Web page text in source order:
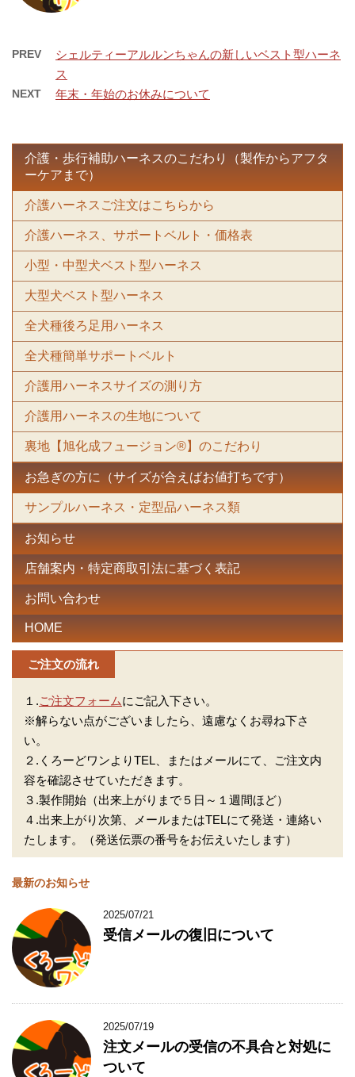
PREV
シェルティーアルルンちゃんの新しいベスト型ハーネ
ス
NEXT 年末・年始のお休みについて
介護・歩行補助ハーネスのこだわり（製作からアフタ
ーケアまで）
介護ハーネスご注文はこちらから
介護ハーネス、サポートベルト・価格表
小型・中型犬ベスト型ハーネス
大型犬ベスト型ハーネス
全犬種後ろ足用ハーネス
全犬種簡単サポートベルト
介護用ハーネスサイズの測り方
介護用ハーネスの生地について
裏地【旭化成フュージョン®】のこだわり
お急ぎの方に（サイズが合えばお値打ちです）
サンプルハーネス・定型品ハーネス類
お知らせ
店舗案内・特定商取引法に基づく表記
お問い合わせ
HOME
ご注文の流れ
１.ご注文フォームにご記入下さい。
※解らない点がございましたら、遠慮なくお尋ね下さ
い。
２.くろーどワンよりTEL、またはメールにて、ご注文内
容を確認させていただきます。
３.製作開始（出来上がりまで５日～１週間ほど）
４.出来上がり次第、メールまたはTELにて発送・連絡い
たします。（発送伝票の番号をお伝えいたします）
最新のお知らせ
2025/07/21
受信メールの復旧について
2025/07/19
注文メールの受信の不具合と対処に
ついて